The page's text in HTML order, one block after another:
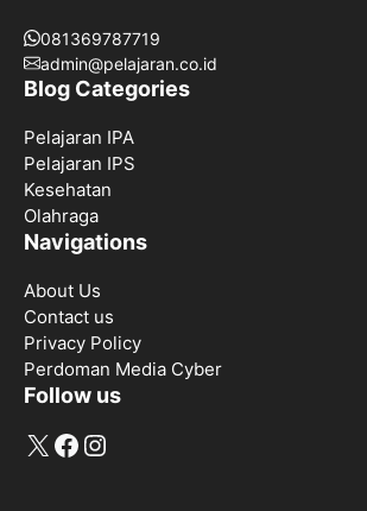
081369787719
admin@pelajaran.co.id
Blog Categories
Pelajaran IPA
Pelajaran IPS
Kesehatan
Olahraga
Navigations
About Us
Contact us
Privacy Policy
Perdoman Media Cyber
Follow us
X Facebook
Instagram